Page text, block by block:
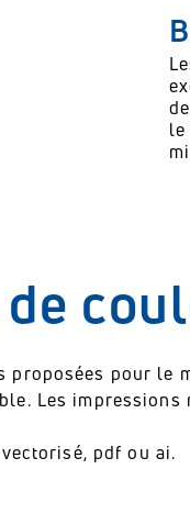
le
pour le
Les
pdf ou ai.